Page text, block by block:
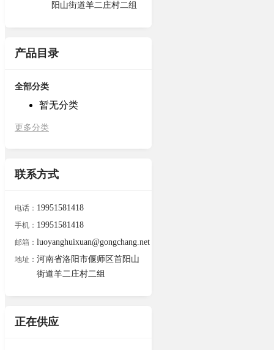
阳山街道羊二庄村二组
产品目录
全部分类
暂无分类
更多分类
联系方式
电话： 19951581418
手机： 19951581418
邮箱： luoyanghuixuan@gongchang.net
地址： 河南省洛阳市偃师区首阳山
街道羊二庄村二组
正在供应